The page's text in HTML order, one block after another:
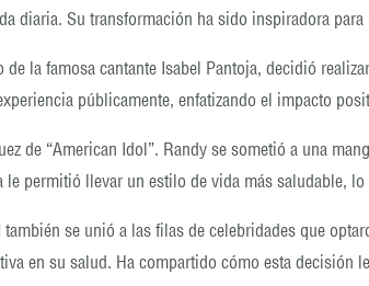
diaria. Su transformación ha sido inspiradora
de la famosa cantante Isabel Pantoja, decidió
públicamente, enfatizando el impacto
de “American Idol”. Randy se sometió a una
permitió llevar un estilo de vida más saludable,
también se unió a las filas de celebridades que
en su salud. Ha compartido cómo esta